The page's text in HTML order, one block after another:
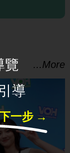
...More
覽
導
一步 →